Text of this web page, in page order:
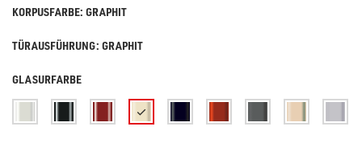
KORPUSFARBE: GRAPHIT
TÜRAUSFÜHRUNG: GRAPHIT
GLASURFARBE